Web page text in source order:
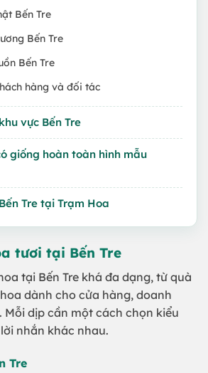
Bến Tre
Bến Tre
Bến Tre
hàng và đối tác
vực Bến Tre
giống hoàn toàn hình mẫu
Tre tại Trạm Hoa
tươi tại Bến Tre
tại Bến Tre khá đa dạng, từ quà
dành cho cửa hàng, doanh
Mỗi dịp cần một cách chọn kiểu
nhắn khác nhau.
Tre